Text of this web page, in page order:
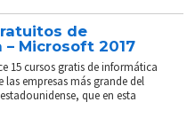
de
Microsoft 2017
15 cursos gratis de informática
las empresas más grande del
que en esta